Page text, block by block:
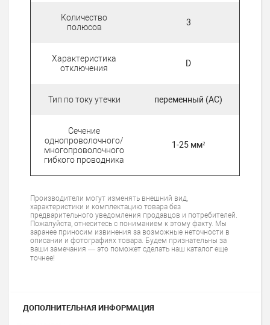
Количество
полюсов
3
Характеристика
отключения
D
Тип по току утечки переменный (AC)
Сечение
однопроволочного/
многопроволочного
гибкого проводника
1-25 мм²
Производители могут изменять внешний вид,
характеристики и комплектацию товара без
предварительного уведомления продавцов и потребителей.
Пожалуйста, отнеситесь с пониманием к этому факту. Мы
заранее приносим извинения за возможные неточности в
описании и фотографиях товара. Будем признательны за
ваши замечания — это поможет сделать наш каталог еще
точнее!
ДОПОЛНИТЕЛЬНАЯ ИНФОРМАЦИЯ